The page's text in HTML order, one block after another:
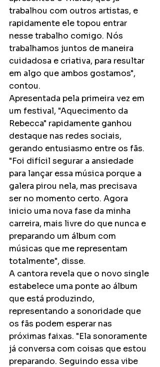
trabalhou com outros artistas, e
rapidamente ele topou entrar
nesse trabalho comigo. Nós
trabalhamos juntos de maneira
cuidadosa e criativa, para resultar
em algo que ambos gostamos",
contou.
Apresentada pela primeira vez em
um festival, "Aquecimento da
Rebecca" rapidamente ganhou
destaque nas redes sociais,
gerando entusiasmo entre os fãs.
"Foi difícil segurar a ansiedade
para lançar essa música porque a
galera pirou nela, mas precisava
ser no momento certo. Agora
inicio uma nova fase da minha
carreira, mais livre do que nunca e
preparando um álbum com
músicas que me representam
totalmente", disse.
A cantora revela que o novo single
estabelece uma ponte ao álbum
que está produzindo,
representando a sonoridade que
os fãs podem esperar nas
próximas faixas. "Ela sonoramente
já conversa com coisas que estou
preparando. Seguindo essa vibe